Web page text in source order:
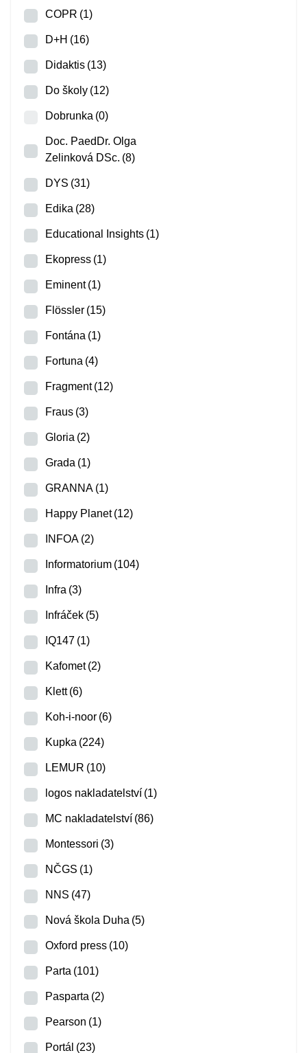
COPR (1)
D+H (16)
Didaktis (13)
Do školy (12)
Dobrunka (0)
Doc. PaedDr. Olga
Zelinková DSc. (8)
DYS (31)
Edika (28)
Educational Insights (1)
Ekopress (1)
Eminent (1)
Flössler (15)
Fontána (1)
Fortuna (4)
Fragment (12)
Fraus (3)
Gloria (2)
Grada (1)
GRANNA (1)
Happy Planet (12)
INFOA (2)
Informatorium (104)
Infra (3)
Infráček (5)
IQ147 (1)
Kafomet (2)
Klett (6)
Koh-i-noor (6)
Kupka (224)
LEMUR (10)
logos nakladatelství (1)
MC nakladatelství (86)
Montessori (3)
NČGS (1)
NNS (47)
Nová škola Duha (5)
Oxford press (10)
Parta (101)
Pasparta (2)
Pearson (1)
Portál (23)